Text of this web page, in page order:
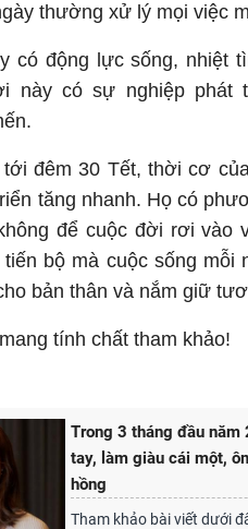
thường xử lý mọi việc
có động lực sống, nhiệt
này có sự nghiệp phát
đêm 30 Tết, thời cơ
tăng nhanh. Họ có
để cuộc đời rơi vào
bộ mà cuộc sống mỗi
bản thân và nắm giữ
tính chất tham khảo!
Trong 3 tháng đầu
tay, làm giàu cái một,
hồng
Tham khảo bài viết dưới